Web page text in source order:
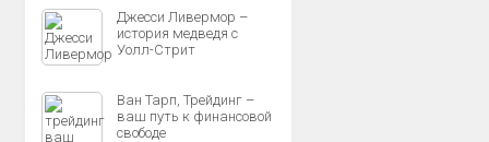
Джесси Ливермор –
история медведя c
Уолл-Стрит
Ван Тарп, Трейдинг –
ваш путь к финансовой
свободе